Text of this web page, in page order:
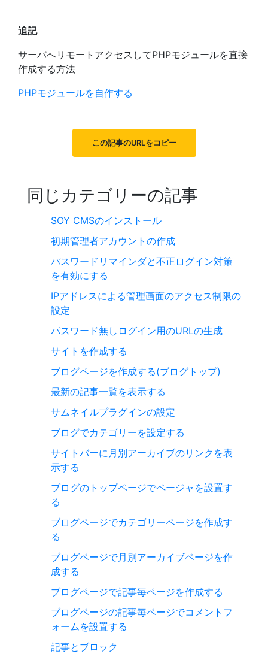
追記
サーバへリモートアクセスしてPHPモジュールを直接
作成する方法
PHPモジュールを自作する
この記事のURLをコピー
同じカテゴリーの記事
SOY CMSのインストール
初期管理者アカウントの作成
パスワードリマインダと不正ログイン対策
を有効にする
IPアドレスによる管理画面のアクセス制限の
設定
パスワード無しログイン用のURLの生成
サイトを作成する
ブログページを作成する(ブログトップ)
最新の記事一覧を表示する
サムネイルプラグインの設定
ブログでカテゴリーを設定する
サイトバーに月別アーカイブのリンクを表
示する
ブログのトップページでページャを設置す
る
ブログページでカテゴリーページを作成す
る
ブログページで月別アーカイブページを作
成する
ブログページで記事毎ページを作成する
ブログページの記事毎ページでコメントフ
ォームを設置する
記事とブロック